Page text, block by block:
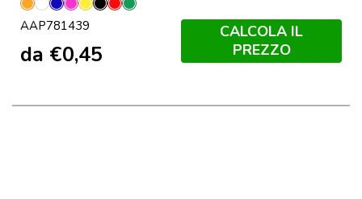
Arancione
Bianco
BluFucsia
Giallo
Nero
RossoVerde
AAP781439
da €0,45
CALCOLA IL
PREZZO